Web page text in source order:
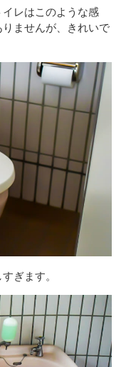
レはこのような感
ませんが、きれいで
ぎます。